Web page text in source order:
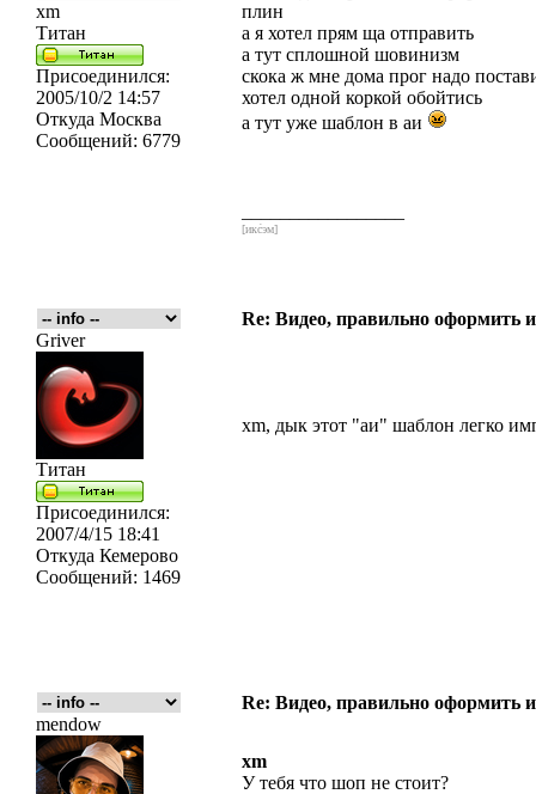
xm
Титан
Присоединился:
2005/10/2 14:57
Откуда Москва
Сообщений: 6779
плин
а я хотел прям ща отправить
а тут сплошной шовинизм
скока ж мне дома прог надо
хотел одной коркой обойтись
а тут уже шаблон в аи
[икс́эм]
Re: Видео, правильно оформить
Griver
Титан
Присоединился:
2007/4/15 18:41
Откуда Кемерово
Сообщений: 1469
xm, дык этот "аи" шаблон легко
Re: Видео, правильно оформить
mendow
xm
У тебя что шоп не стоит?